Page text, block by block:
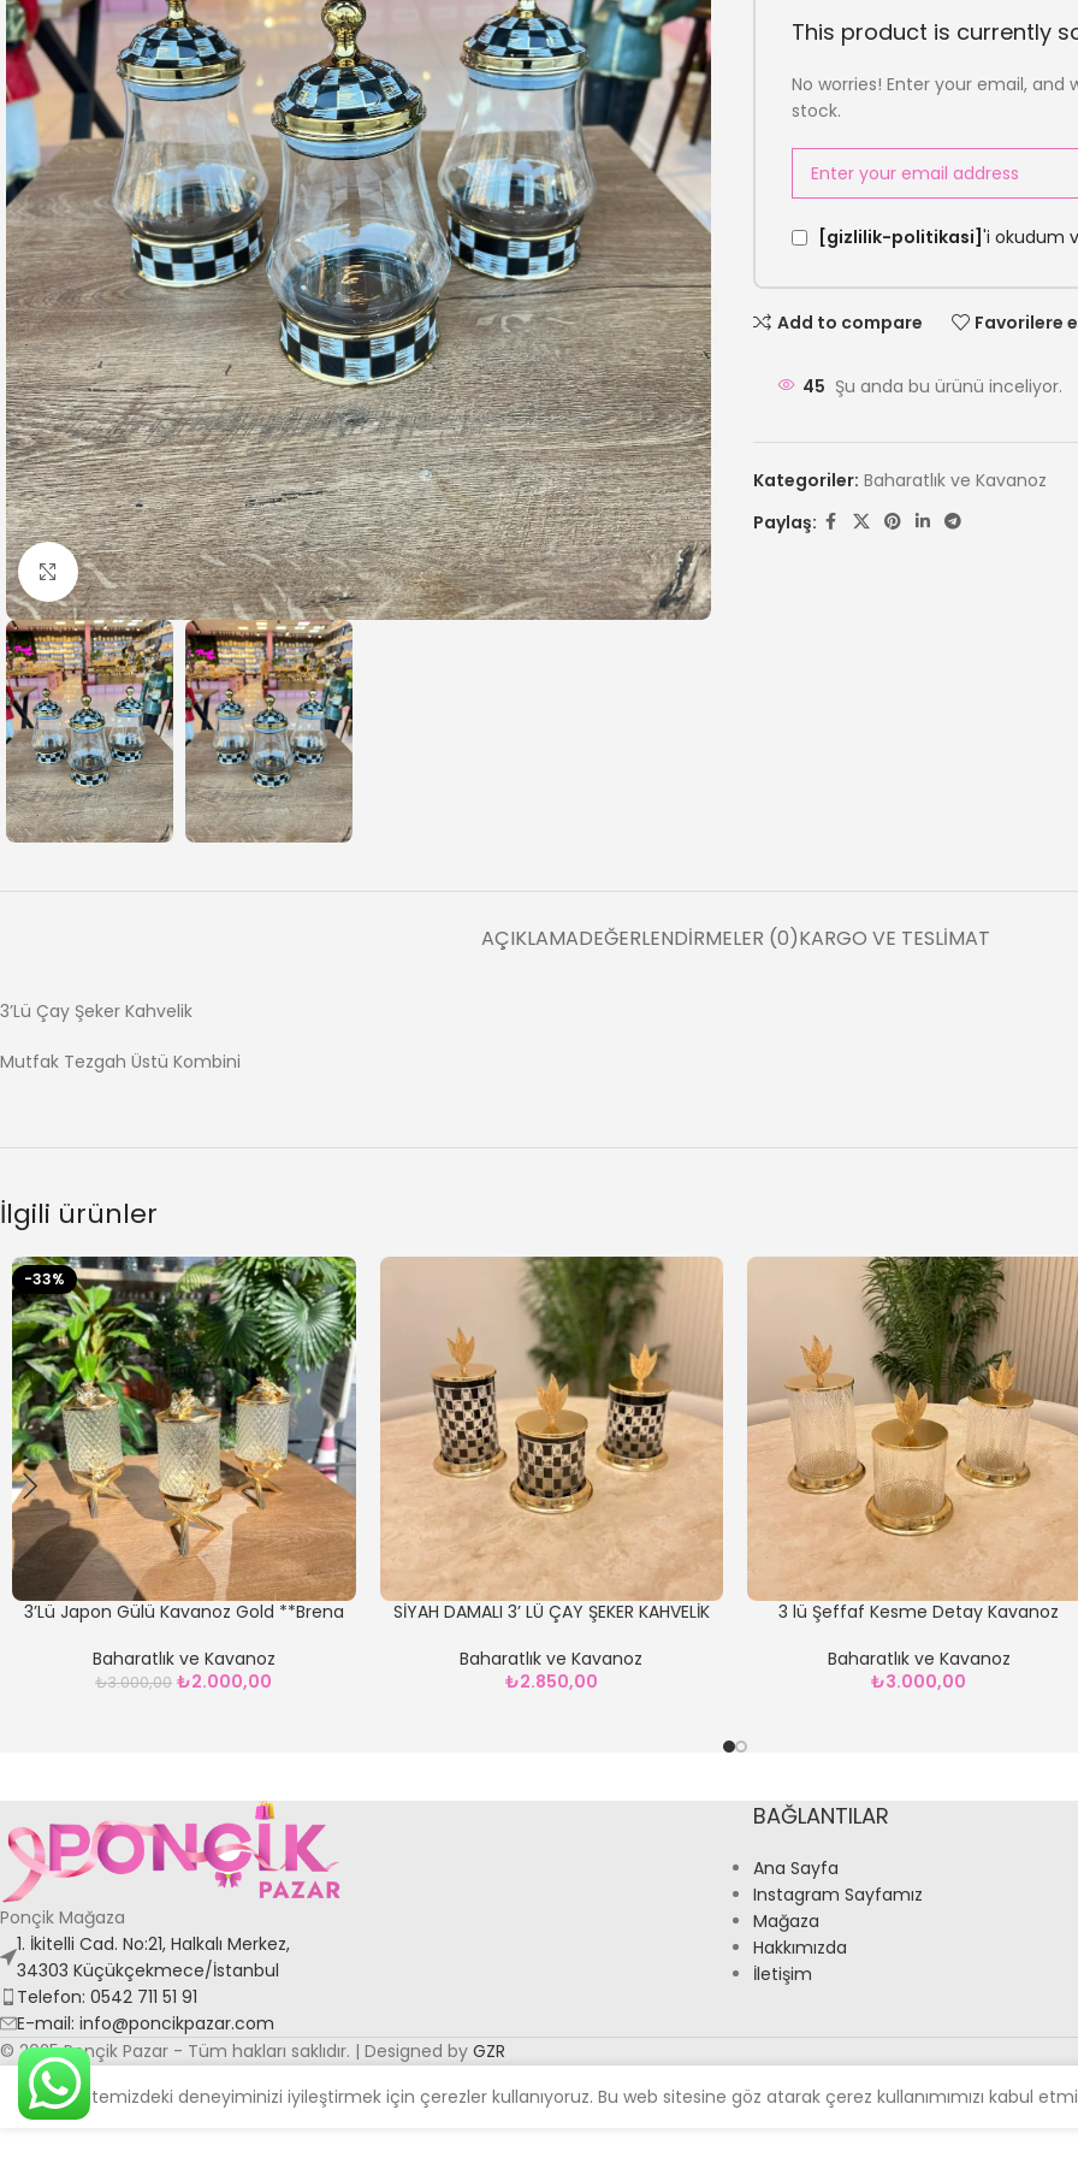
Büyütmek için tıklayın
This product is currently
No worries! Enter your email, and
stock.
[gizlilik-politikasi] 'i okudum
Add to compare Favorilere
45 Şu anda bu ürünü inceliyor.
Kategoriler: Baharatlık ve Kavanoz
Paylaş:
AÇIKLAMADEĞERLENDIRMELER (0)KARGO VE TESLIMAT
3’Lü Çay Şeker Kahvelik
Mutfak Tezgah Üstü Kombini
İlgili ürünler
-33%
3’Lü Japon Gülü Kavanoz Gold **Brena
Baharatlık ve Kavanoz
₺3.000,00 ₺2.000,00
SİYAH DAMALI 3’ LÜ ÇAY ŞEKER KAHVELİK
Baharatlık ve Kavanoz
₺2.850,00
3 lü Şeffaf Kesme Detay Kavanoz
Baharatlık ve Kavanoz
₺3.000,00
Ponçik Mağaza
1. İkitelli Cad. No:21, Halkalı Merkez,
34303 Küçükçekmece/İstanbul
Telefon: 0542 711 51 91
E-mail: info@poncikpazar.com
BAĞLANTILAR
Ana Sayfa
Instagram Sayfamız
Mağaza
Hakkımızda
İletişim
© 2025 Ponçik Pazar - Tüm hakları saklıdır. | Designed by GZR
Web sitemizdeki deneyiminizi iyileştirmek için çerezler kullanıyoruz. Bu web sitesine göz atarak çerez kullanımımızı kabul